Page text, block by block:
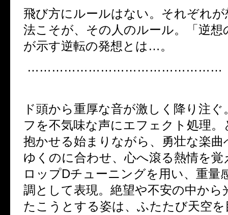
飛び方にルールはない。それぞれ
法こそが、その人のルール。「逆想
が示す逆転の発想とは…。
…………………………………………
ド頭から重厚な音が激しく降り注
フを不気味な声にエフェクト処理
抱かせる始まりながら、勇壮な楽曲
ゆくのに合わせ、心へ滾る熱情を
ロップDチューニングを用い、重量
調として表現。絶望や不安の中から
たこうとする姿は、ふたたび天空